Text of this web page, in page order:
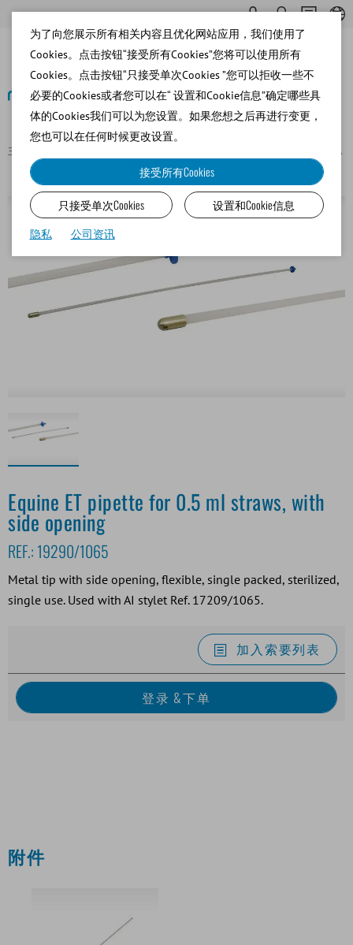
主页
Embryo Transfer and Oocyte Recovery/OPU/TVA
Equine ET pipette for 0.5 ml straws, with side opening
返回
Equine ET pipette for 0.5 ml straws, with
side opening
REF.: 19290/1065
Metal tip with side opening, flexible, single packed, sterilized,
single use. Used with AI stylet Ref. 17209/1065.
加入索要列表
附件
为了向您展示所有相关内容且优化网站应用，我们使用了
Cookies。点击按钮“接受所有Cookies”您将可以使用所有
Cookies。点击按钮“只接受单次Cookies ”您可以拒收一些不
必要的Cookies或者您可以在“ 设置和Cookie信息”确定哪些具
体的Cookies我们可以为您设置。如果您想之后再进行变更，
您也可以在任何时候更改设置。
接受所有Cookies
只接受单次Cookies
设置和Cookie信息
隐私 公司资讯